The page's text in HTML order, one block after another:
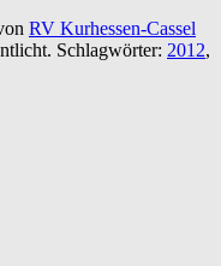
RV Kurhessen-Cassel
Schlagwörter: 2012,